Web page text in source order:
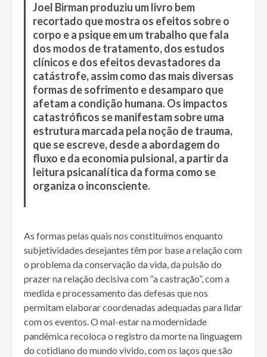
Joel Birman produziu um livro bem
recortado que mostra os efeitos sobre o
corpo e a psique em um trabalho que fala
dos modos de tratamento, dos estudos
clínicos e dos efeitos devastadores da
catástrofe, assim como das mais diversas
formas de sofrimento e desamparo que
afetam a condição humana. Os impactos
catastróficos se manifestam sobre uma
estrutura marcada pela noção de trauma,
que se escreve, desde a abordagem do
fluxo e da economia pulsional, a partir da
leitura psicanalítica da forma como se
organiza o inconsciente.
As formas pelas quais nos constituímos enquanto
subjetividades desejantes têm por base a relação com
o problema da conservação da vida, da pulsão do
prazer na relação decisiva com “a castração”, com a
medida e processamento das defesas que nos
permitam elaborar coordenadas adequadas para lidar
com os eventos. O mal-estar na modernidade
pandêmica recoloca o registro da morte na linguagem
do cotidiano do mundo vivido, com os laços que são